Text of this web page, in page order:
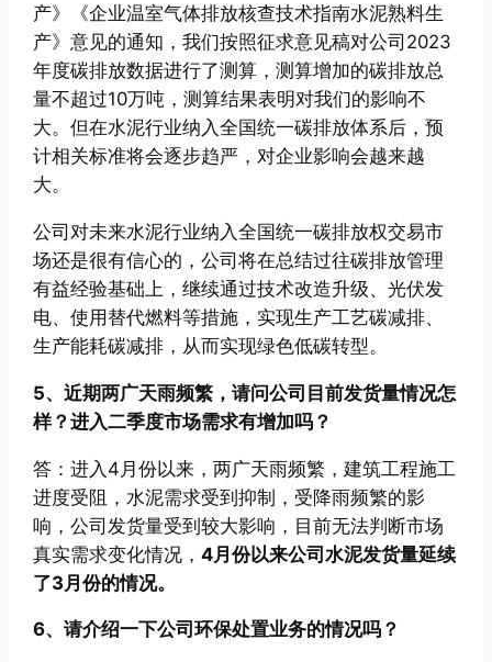
产》《企业温室气体排放核查技术指南水泥熟料生
产》意见的通知，我们按照征求意见稿对公司2023
年度碳排放数据进行了测算，测算增加的碳排放总
量不超过10万吨，测算结果表明对我们的影响不
大。但在水泥行业纳入全国统一碳排放体系后，预
计相关标准将会逐步趋严，对企业影响会越来越
大。
公司对未来水泥行业纳入全国统一碳排放权交易市
场还是很有信心的，公司将在总结过往碳排放管理
有益经验基础上，继续通过技术改造升级、光伏发
电、使用替代燃料等措施，实现生产工艺碳减排、
生产能耗碳减排，从而实现绿色低碳转型。
5、近期两广天雨频繁，请问公司目前发货量情况怎
样？进入二季度市场需求有增加吗？
答：进入4月份以来，两广天雨频繁，建筑工程施工
进度受阻，水泥需求受到抑制，受降雨频繁的影
响，公司发货量受到较大影响，目前无法判断市场
真实需求变化情况，4月份以来公司水泥发货量延续
了3月份的情况。
6、请介绍一下公司环保处置业务的情况吗？